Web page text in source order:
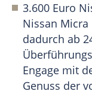
3.600 Euro
Nissan Micra
dadurch ab
Engage mit
Genuss der